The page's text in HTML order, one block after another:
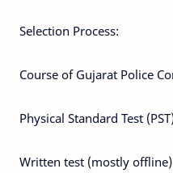
Selection Process:
Course of Gujarat Police
Physical Standard Test
Written test (mostly offline)